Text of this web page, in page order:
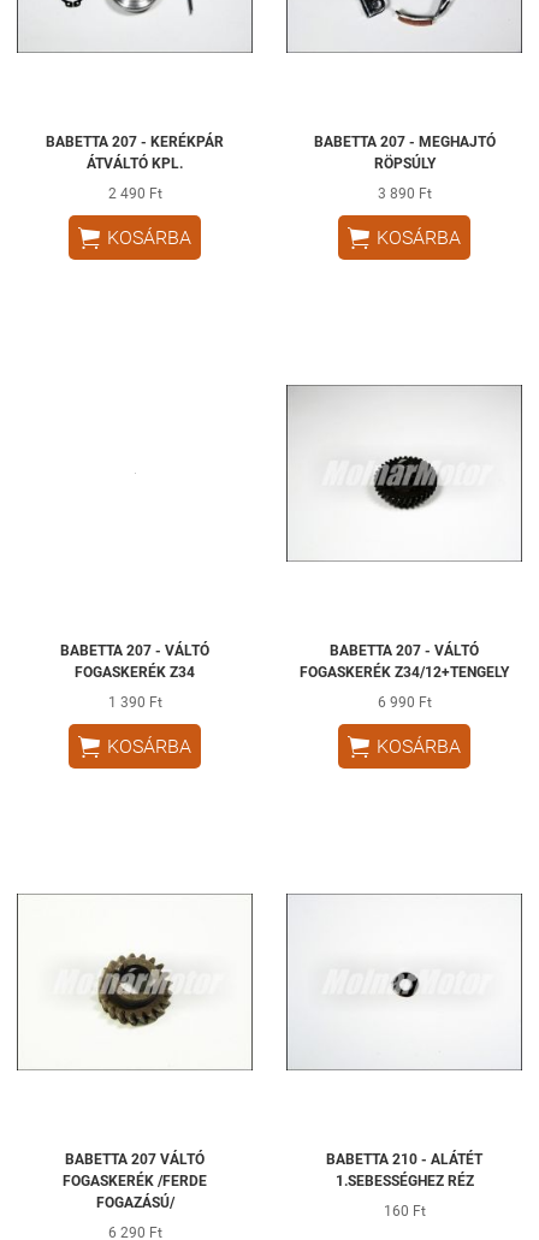
BABETTA 207 - KERÉKPÁR
ÁTVÁLTÓ KPL.
2 490 Ft
 KOSÁRBA
BABETTA 207 - MEGHAJTÓ
RÖPSÚLY
3 890 Ft
 KOSÁRBA
BABETTA 207 - VÁLTÓ
FOGASKERÉK Z34
1 390 Ft
 KOSÁRBA
BABETTA 207 - VÁLTÓ
FOGASKERÉK Z34/12+TENGELY
6 990 Ft
 KOSÁRBA
BABETTA 207 VÁLTÓ
FOGASKERÉK /FERDE
FOGAZÁSÚ/
6 290 Ft
BABETTA 210 - ALÁTÉT
1.SEBESSÉGHEZ RÉZ
160 Ft